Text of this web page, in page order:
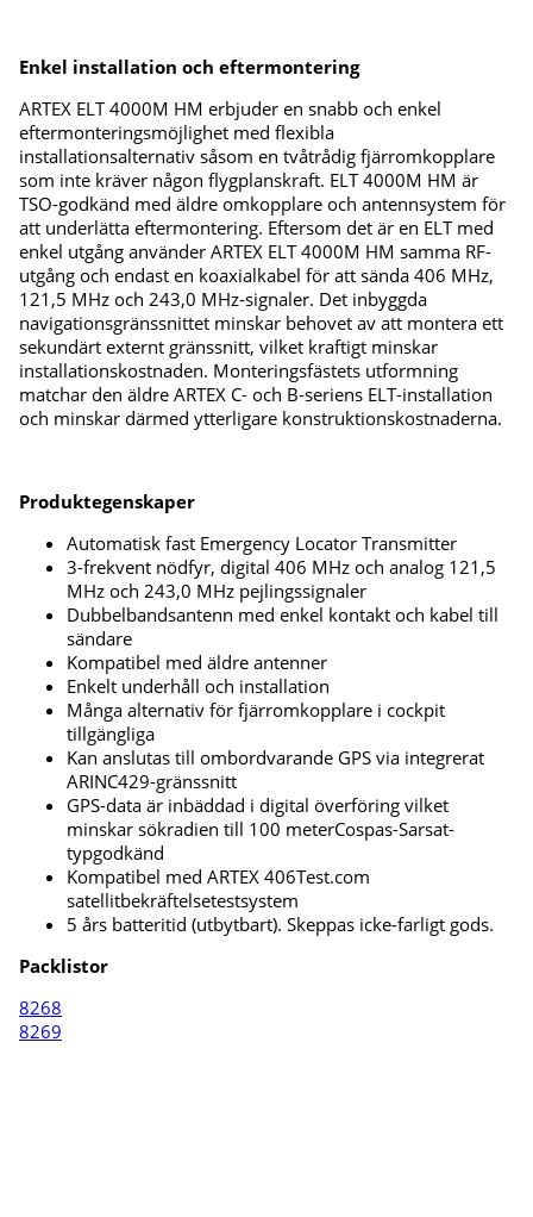
Enkel installation och eftermontering
ARTEX ELT 4000M HM erbjuder en snabb och enkel
eftermonteringsmöjlighet med flexibla
installationsalternativ såsom en tvåtrådig fjärromkopplare
som inte kräver någon flygplanskraft. ELT 4000M HM är
TSO-godkänd med äldre omkopplare och antennsystem för
att underlätta eftermontering. Eftersom det är en ELT med
enkel utgång använder ARTEX ELT 4000M HM samma RF-
utgång och endast en koaxialkabel för att sända 406 MHz,
121,5 MHz och 243,0 MHz-signaler. Det inbyggda
navigationsgränssnittet minskar behovet av att montera ett
sekundärt externt gränssnitt, vilket kraftigt minskar
installationskostnaden. Monteringsfästets utformning
matchar den äldre ARTEX C- och B-seriens ELT-installation
och minskar därmed ytterligare konstruktionskostnaderna.
Produktegenskaper
Automatisk fast Emergency Locator Transmitter
3-frekvent nödfyr, digital 406 MHz och analog 121,5
MHz och 243,0 MHz pejlingssignaler
Dubbelbandsantenn med enkel kontakt och kabel till
sändare
Kompatibel med äldre antenner
Enkelt underhåll och installation
Många alternativ för fjärromkopplare i cockpit
tillgängliga
Kan anslutas till ombordvarande GPS via integrerat
ARINC429-gränssnitt
GPS-data är inbäddad i digital överföring vilket
minskar sökradien till 100 meterCospas-Sarsat-
typgodkänd
Kompatibel med ARTEX 406Test.com
satellitbekräftelsetestsystem
5 års batteritid (utbytbart). Skeppas icke-farligt gods.
Packlistor
8268
8269